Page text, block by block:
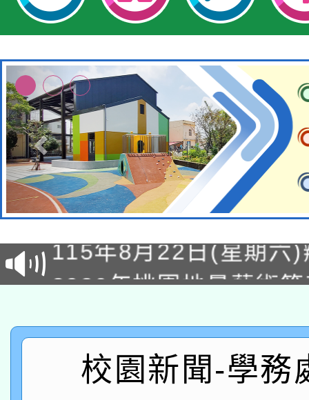
轉知經濟部水利署委託
業技術研究院辦理「
用水績優單位及節水達
動」
115年8月22日(星期六
桃園市孔廟祈福系列
2026年桃園地景藝術
關事宜
轉知教育部國民及學前
國立臺灣師範大學辦
函轉國家教育研究院
校園新聞-學務